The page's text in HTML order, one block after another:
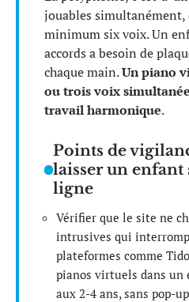
jouables
minimum six voix. Un
accords a besoin de
chaque main.Un piano
ou trois voix
travail harmonique.
Points de
laisser un
ligne
Vérifier que le site ne
intrusives qui
plateformes comme
pianos virtuels dans un
aux 2-4 ans, sans pop-